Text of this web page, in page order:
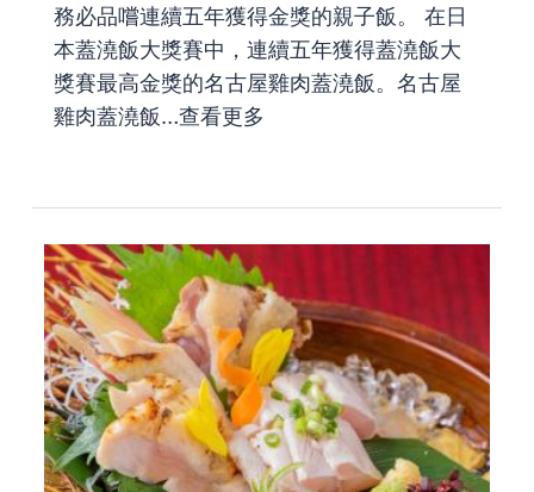
務必品嚐連續五年獲得金獎的親子飯。 在日
本蓋澆飯大獎賽中，連續五年獲得蓋澆飯大
獎賽最高金獎的名古屋雞肉蓋澆飯。名古屋
雞肉蓋澆飯…查看更多